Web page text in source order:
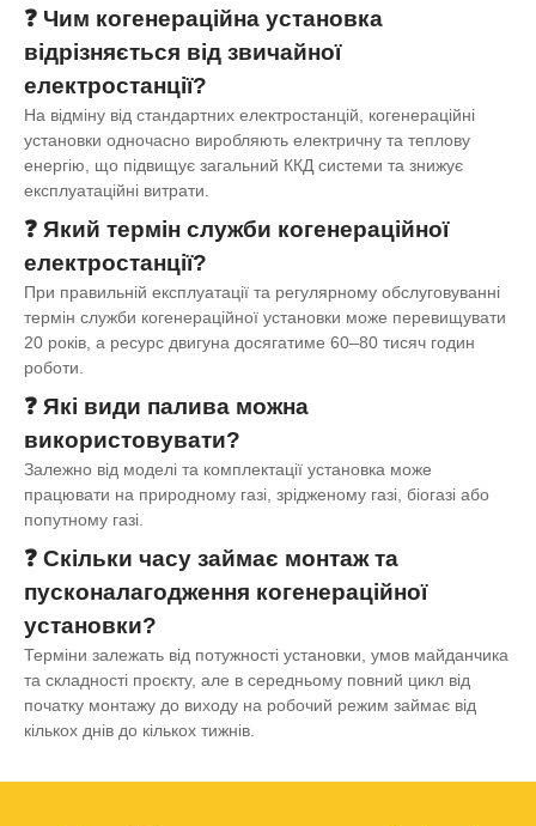
❓ Чим когенераційна установка
відрізняється від звичайної
електростанції?
На відміну від стандартних електростанцій, когенераційні
установки одночасно виробляють електричну та теплову
енергію, що підвищує загальний ККД системи та знижує
експлуатаційні витрати.
❓ Який термін служби когенераційної
електростанції?
При правильній експлуатації та регулярному обслуговуванні
термін служби когенераційної установки може перевищувати
20 років, а ресурс двигуна досягатиме 60–80 тисяч годин
роботи.
❓ Які види палива можна
використовувати?
Залежно від моделі та комплектації установка може
працювати на природному газі, зрідженому газі, біогазі або
попутному газі.
❓ Скільки часу займає монтаж та
пусконалагодження когенераційної
установки?
Терміни залежать від потужності установки, умов майданчика
та складності проєкту, але в середньому повний цикл від
початку монтажу до виходу на робочий режим займає від
кількох днів до кількох тижнів.